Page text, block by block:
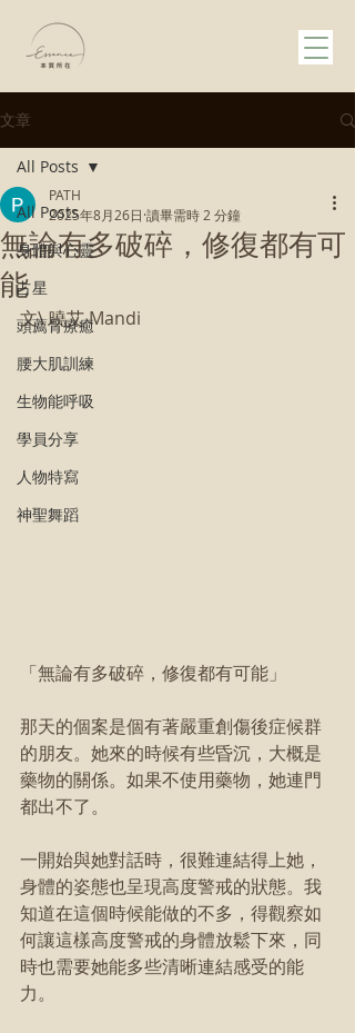
文章
All Posts
身體與心靈
占星
頭薦骨療癒
腰大肌訓練
生物能呼吸
學員分享
人物特寫
神聖舞蹈
All Posts
無論有多破碎，修復都有可
能
PATH
2025年8月26日 讀畢需時 2 分鐘
文\ 曉艾 Mandi
「無論有多破碎，修復都有可能」
那天的個案是個有著嚴重創傷後症候群
的朋友。她來的時候有些昏沉，大概是
藥物的關係。如果不使用藥物，她連門
都出不了。
一開始與她對話時，很難連結得上她，
身體的姿態也呈現高度警戒的狀態。我
知道在這個時候能做的不多，得觀察如
何讓這樣高度警戒的身體放鬆下來，同
時也需要她能多些清晰連結感受的能
力。